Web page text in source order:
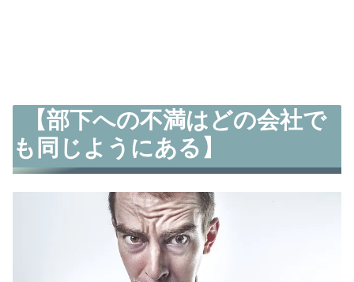
【部下への不満はどの会社で
も同じようにある】